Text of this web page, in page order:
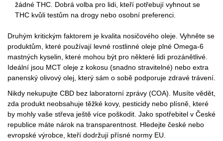
žádné THC. Dobrá volba pro lidi, kteří potřebují vyhnout se
THC kvůli testům na drogy nebo osobní preferenci.
Druhým kritickým faktorem je kvalita nosičového oleje. Vyhněte se
produktům, které používají levné rostlinné oleje plné Omega-6
mastných kyselin, které mohou být pro některé lidi prozánětlivé.
Ideální jsou MCT oleje z kokosu (snadno stravitelné) nebo extra
panenský olivový olej, který sám o sobě podporuje zdravé trávení.
Nikdy nekupujte CBD bez laboratorní zprávy (COA). Musíte vědět,
zda produkt neobsahuje těžké kovy, pesticidy nebo plísně, které
by mohly vaše střeva ještě více poškodit. Jako spotřebitel v České
republice máte nárok na transparentnost. Hledejte české nebo
evropské výrobce, kteří dodržují přísné normy EU.